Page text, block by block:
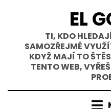
EL
TI, KDO
SAMOZŘEJMĚ
KDYŽ MAJÍ TO
TENTO WEB,